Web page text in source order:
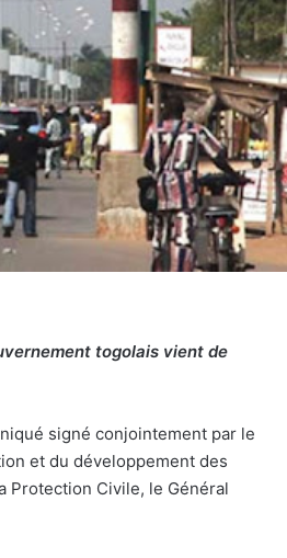
togolais vient de
signé conjointement par le
et du développement des
Protection Civile, le Général